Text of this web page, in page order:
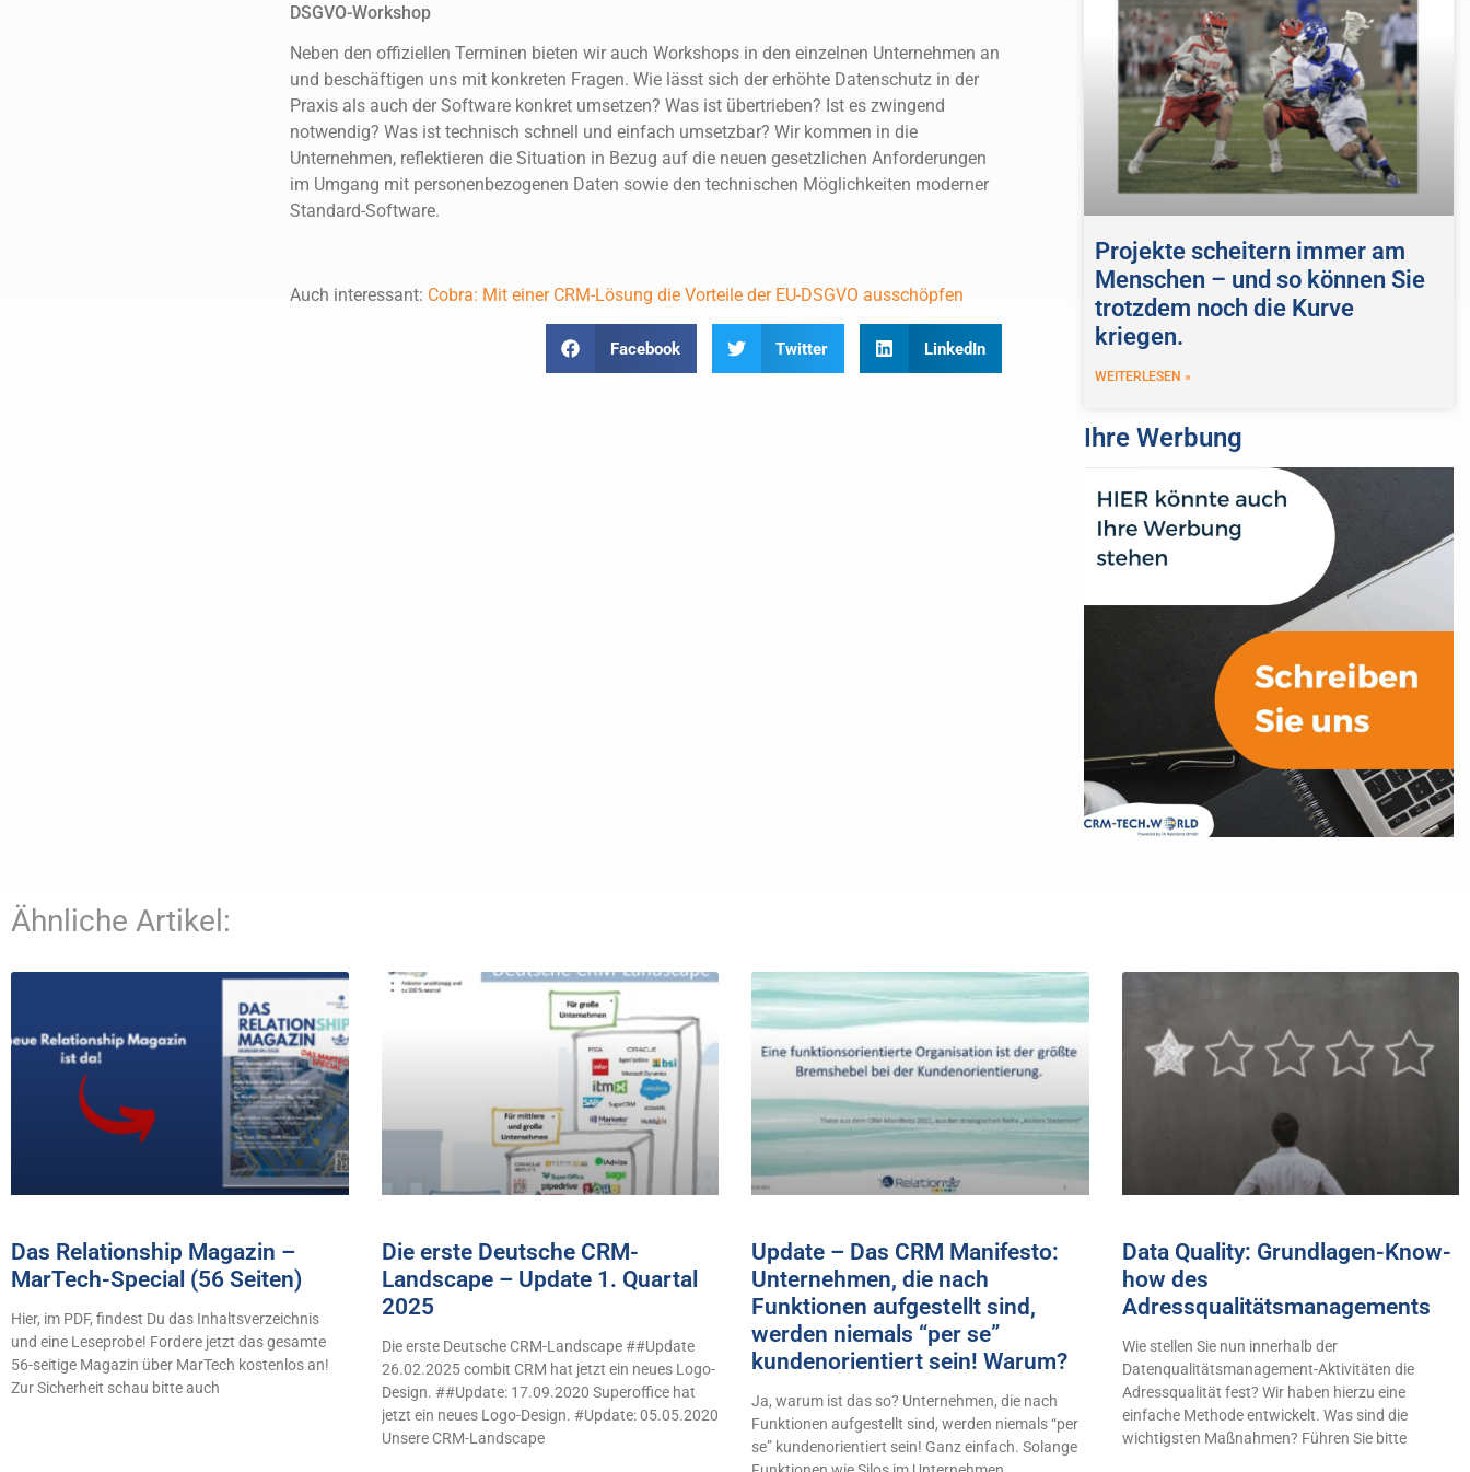
DSGVO-Workshop
Neben den offiziellen Terminen bieten wir auch Workshops in den einzelnen Unternehmen an
und beschäftigen uns mit konkreten Fragen. Wie lässt sich der erhöhte Datenschutz in der
Praxis als auch der Software konkret umsetzen? Was ist übertrieben? Ist es zwingend
notwendig? Was ist technisch schnell und einfach umsetzbar? Wir kommen in die
Unternehmen, reflektieren die Situation in Bezug auf die neuen gesetzlichen Anforderungen
im Umgang mit personenbezogenen Daten sowie den technischen Möglichkeiten moderner
Standard-Software.
Auch interessant: Cobra: Mit einer CRM-Lösung die Vorteile der EU-DSGVO ausschöpfen
Facebook Twitter LinkedIn
Projekte scheitern immer am
Menschen – und so können Sie
trotzdem noch die Kurve
kriegen.
WEITERLESEN »
Ihre Werbung
Ähnliche Artikel:
Das Relationship Magazin –
MarTech-Special (56 Seiten)
Hier, im PDF, findest Du das Inhaltsverzeichnis
und eine Leseprobe! Fordere jetzt das gesamte
56-seitige Magazin über MarTech kostenlos an!
Zur Sicherheit schau bitte auch
Die erste Deutsche CRM-
Landscape – Update 1. Quartal
2025
Die erste Deutsche CRM-Landscape ##Update
26.02.2025 combit CRM hat jetzt ein neues Logo-
Design. ##Update: 17.09.2020 Superoffice hat
jetzt ein neues Logo-Design. #Update: 05.05.2020
Unsere CRM-Landscape
Update – Das CRM Manifesto:
Unternehmen, die nach
Funktionen aufgestellt sind,
werden niemals “per se”
kundenorientiert sein! Warum?
Ja, warum ist das so? Unternehmen, die nach
Funktionen aufgestellt sind, werden niemals “per
se” kundenorientiert sein! Ganz einfach. Solange
Data Quality: Grundlagen-Know-
how des
Adressqualitätsmanagements
Wie stellen Sie nun innerhalb der
Datenqualitätsmanagement-Aktivitäten die
Adressqualität fest? Wir haben hierzu eine
einfache Methode entwickelt. Was sind die
wichtigsten Maßnahmen? Führen Sie bitte